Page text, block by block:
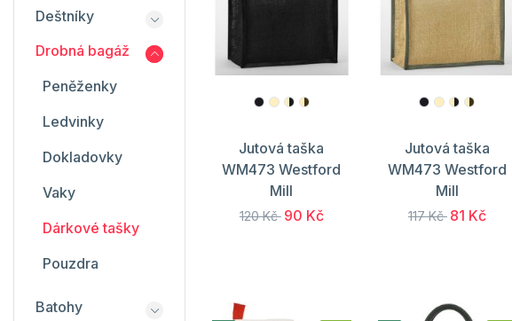
Jutová taška
WM473 Westford
Mill
120 Kč 90 Kč
Jutová taška
WM473 Westford
Mill
117 Kč 81 Kč
Deštníky
Drobná bagáž
Peněženky
Ledvinky
Dokladovky
Vaky
Dárkové tašky
Pouzdra
Batohy